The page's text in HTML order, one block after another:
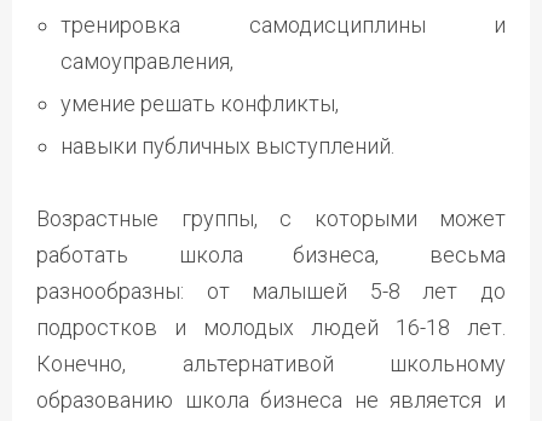
тренировка самодисциплины и
самоуправления,
умение решать конфликты,
навыки публичных выступлений.
Возрастные группы, с которыми может
работать школа бизнеса, весьма
разнообразны: от малышей 5-8 лет до
подростков и молодых людей 16-18 лет.
Конечно, альтернативой школьному
образованию школа бизнеса не является и